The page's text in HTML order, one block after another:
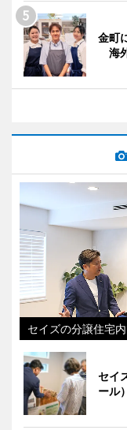
金町
海
セイズの分譲住宅
セイ
ール